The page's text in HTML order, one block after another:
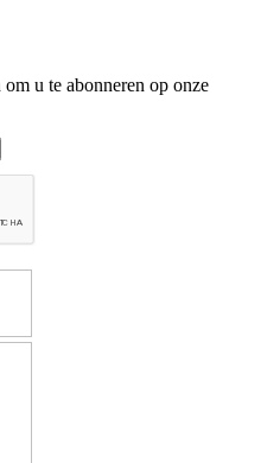
u te abonneren op onze